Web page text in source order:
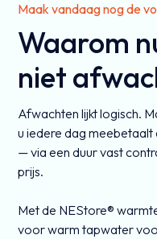
Maak vandaag nog de
Waarom
niet
Afwachten lijkt logisch.
u iedere dag
— via een duur vast
prijs.
Met de NEStore®
voor warm tapwater